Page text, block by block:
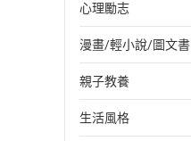
財務/金融
管理/領導
職場工作術
成功法
日本文學
韓國文學
華文文學
經典文學
國際關係
政治
社會科學
台灣/中國歷史
心理勵志
心靈成長/情緒
人際關係
兩性關係
漫畫/輕小說/圖文書
輕小說
奇幻/科幻
親子教養
教育現場
生活風格